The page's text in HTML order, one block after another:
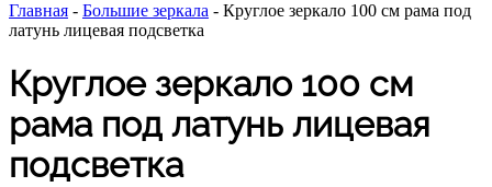
Главная - Большие зеркала - Круглое зеркало 100 см рама под
латунь лицевая подсветка
Круглое зеркало 100 см
рама под латунь лицевая
подсветка